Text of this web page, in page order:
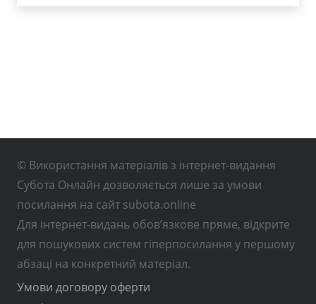
© Використання матеріалів з інтернет-видання
Субота Онлайн дозволяється лише за умови
посилання на сайт subota.online
Для інтернет-видань обов’язкове пряме, відкрите
для пошукових систем гіперпосилання у першому
абзаці на конкретний матеріал.
Умови договору оферти